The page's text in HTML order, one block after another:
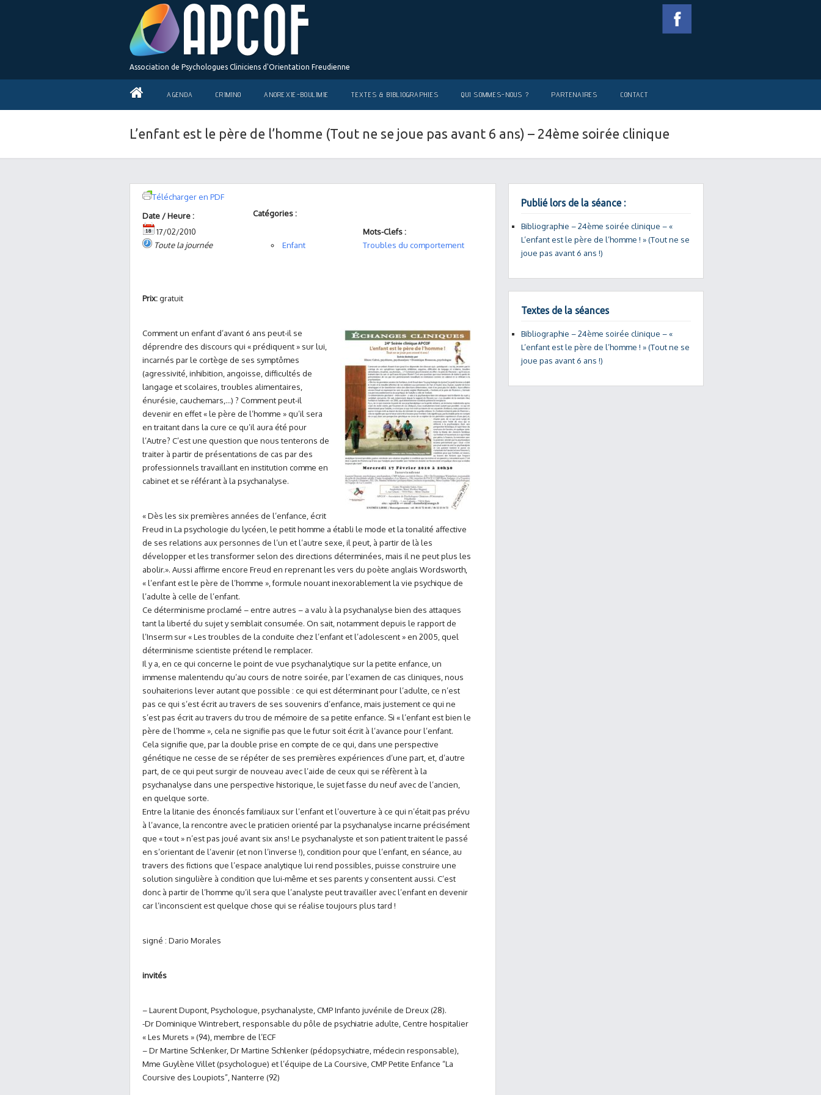
Association de Psychologues Cliniciens d'Orientation Freudienne
AGENDA CRIMINO ANOREXIE-BOULIMIE TEXTES & BIBLIOGRAPHIES QUI SOMMES-NOUS ? PARTENAIRES CONTACT
L’enfant est le père de l’homme (Tout ne se joue pas avant 6 ans) – 24ème soirée clinique
Télécharger en PDF
Date / Heure :
17/02/2010
Toute la journée
Catégories :
Enfant
Mots-Clefs :
Troubles du comportement
Prix:gratuit
Comment un enfant d’avant 6 ans peut-il se
déprendre des discours qui « prédiquent » sur lui,
incarnés par le cortège de ses symptômes
(agressivité, inhibition, angoisse, difficultés de
langage et scolaires, troubles alimentaires,
énurésie, cauchemars,…) ? Comment peut-il
devenir en effet « le père de l’homme » qu’il sera
en traitant dans la cure ce qu’il aura été pour
l’Autre? C’est une question que nous tenterons de
traiter à partir de présentations de cas par des
professionnels travaillant en institution comme en
cabinet et se référant à la psychanalyse.
« Dès les six premières années de l’enfance, écrit
Freud in La psychologie du lycéen, le petit homme a établi le mode et la tonalité affective
de ses relations aux personnes de l’un et l’autre sexe, il peut, à partir de là les
développer et les transformer selon des directions déterminées, mais il ne peut plus les
abolir.». Aussi affirme encore Freud en reprenant les vers du poète anglais Wordsworth,
« l’enfant est le père de l’homme », formule nouant inexorablement la vie psychique de
l’adulte à celle de l’enfant.
Ce déterminisme proclamé – entre autres – a valu à la psychanalyse bien des attaques
tant la liberté du sujet y semblait consumée. On sait, notamment depuis le rapport de
l’Inserm sur « Les troubles de la conduite chez l’enfant et l’adolescent » en 2005, quel
déterminisme scientiste prétend le remplacer.
Il y a, en ce qui concerne le point de vue psychanalytique sur la petite enfance, un
immense malentendu qu’au cours de notre soirée, par l’examen de cas cliniques, nous
souhaiterions lever autant que possible : ce qui est déterminant pour l’adulte, ce n’est
pas ce qui s’est écrit au travers de ses souvenirs d’enfance, mais justement ce qui ne
s’est pas écrit au travers du trou de mémoire de sa petite enfance. Si « l’enfant est bien le
père de l’homme », cela ne signifie pas que le futur soit écrit à l’avance pour l’enfant.
Cela signifie que, par la double prise en compte de ce qui, dans une perspective
génétique ne cesse de se répéter de ses premières expériences d’une part, et, d’autre
part, de ce qui peut surgir de nouveau avec l’aide de ceux qui se réfèrent à la
psychanalyse dans une perspective historique, le sujet fasse du neuf avec de l’ancien,
en quelque sorte.
Entre la litanie des énoncés familiaux sur l’enfant et l’ouverture à ce qui n’était pas prévu
à l’avance, la rencontre avec le praticien orienté par la psychanalyse incarne précisément
que « tout » n’est pas joué avant six ans! Le psychanalyste et son patient traitent le passé
en s’orientant de l’avenir (et non l’inverse !), condition pour que l’enfant, en séance, au
travers des fictions que l’espace analytique lui rend possibles, puisse construire une
solution singulière à condition que lui-même et ses parents y consentent aussi. C’est
donc à partir de l’homme qu’il sera que l’analyste peut travailler avec l’enfant en devenir
car l’inconscient est quelque chose qui se réalise toujours plus tard !
signé : Dario Morales
invités
– Laurent Dupont, Psychologue, psychanalyste, CMP Infanto juvénile de Dreux (28).
-Dr Dominique Wintrebert, responsable du pôle de psychiatrie adulte, Centre hospitalier
« Les Murets » (94), membre de l’ECF
– Dr Martine Schlenker, Dr Martine Schlenker (pédopsychiatre, médecin responsable),
Mme Guylène Villet (psychologue) et l’équipe de La Coursive, CMP Petite Enfance “La
Coursive des Loupiots”, Nanterre (92)
Publié lors de la séance :
Bibliographie – 24ème soirée clinique – «
L’enfant est le père de l’homme ! » (Tout ne se
joue pas avant 6 ans !)
Textes de la séances
Bibliographie – 24ème soirée clinique – «
L’enfant est le père de l’homme ! » (Tout ne se
joue pas avant 6 ans !)